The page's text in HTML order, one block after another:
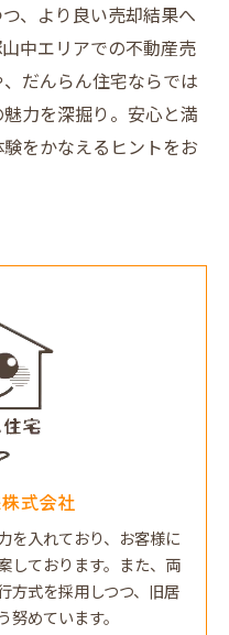
、より良い売却結果へ
中エリアでの不動産売
だんらん住宅ならでは
力を深掘り。安心と満
をかなえるヒントをお
式会社
を入れており、お客様に
しております。また、両
方式を採用しつつ、旧居
めています。